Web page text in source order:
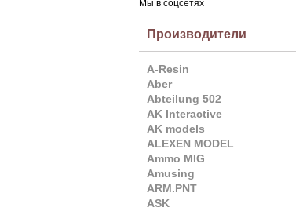
Мы в соцсетях
Производители
A-Resin
Aber
Abteilung 502
AK Interactive
AK models
ALEXEN MODEL
Ammo MIG
Amusing
ARM.PNT
ASK